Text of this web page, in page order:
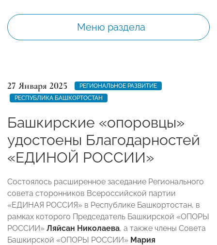
Меню раздела
27 Января 2025
РЕГИОНАЛЬНОЕ РАЗВИТИЕ
РЕСПУБЛИКА БАШКОРТОСТАН
Башкирские «опоровцы»
удостоены Благодарностей
«ЕДИНОЙ РОССИИ»
Состоялось расширенное заседание Регионального
совета сторонников Всероссийской партии
«ЕДИНАЯ РОССИЯ» в Республике Башкортостан, в
рамках которого Председатель Башкирской «ОПОРЫ
РОССИИ» Ляйсан Николаева, а также члены Совета
Башкирской «ОПОРЫ РОССИИ» Мария